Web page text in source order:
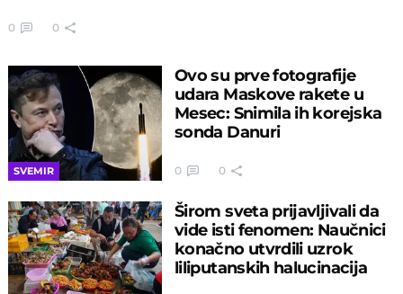
0 0
SVEMIR
Ovo su prve fotografije
udara Maskove rakete u
Mesec: Snimila ih korejska
sonda Danuri
0 0
Širom sveta prijavljivali da
vide isti fenomen: Naučnici
konačno utvrdili uzrok
liliputanskih halucinacija